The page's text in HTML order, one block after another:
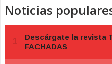
Noticias